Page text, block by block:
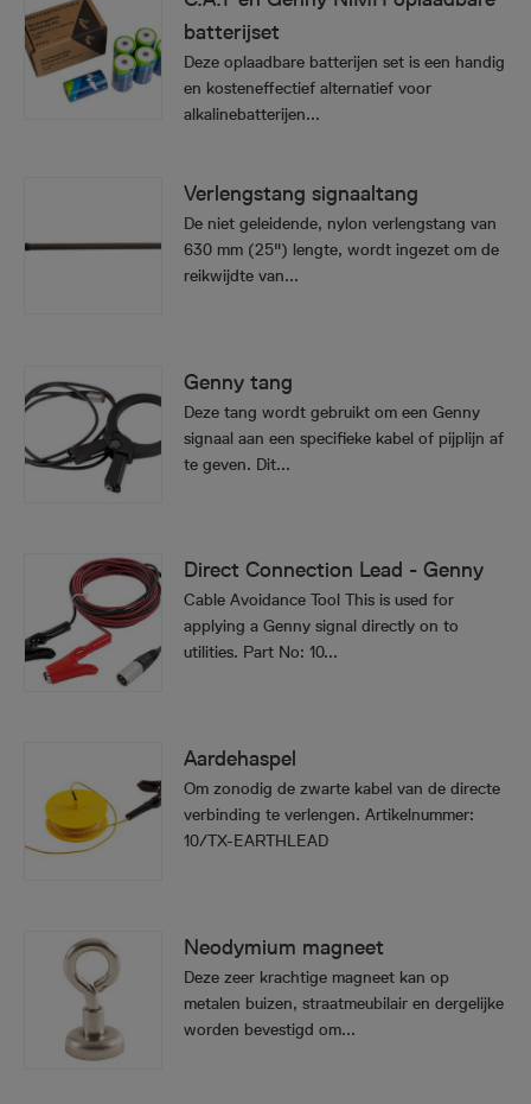
batterijset
Deze oplaadbare batterijen set is een handig
en kosteneffectief alternatief voor
alkalinebatterijen...
Verlengstang signaaltang
De niet geleidende, nylon verlengstang van
630 mm (25") lengte, wordt ingezet om de
reikwijdte van...
Genny tang
Deze tang wordt gebruikt om een Genny
signaal aan een specifieke kabel of pijplijn af
te geven. Dit...
Direct Connection Lead - Genny
Cable Avoidance Tool This is used for
applying a Genny signal directly on to
utilities. Part No: 10...
Aardehaspel
Om zonodig de zwarte kabel van de directe
verbinding te verlengen. Artikelnummer:
10/TX-EARTHLEAD
Neodymium magneet
Deze zeer krachtige magneet kan op
metalen buizen, straatmeubilair en dergelijke
worden bevestigd om...